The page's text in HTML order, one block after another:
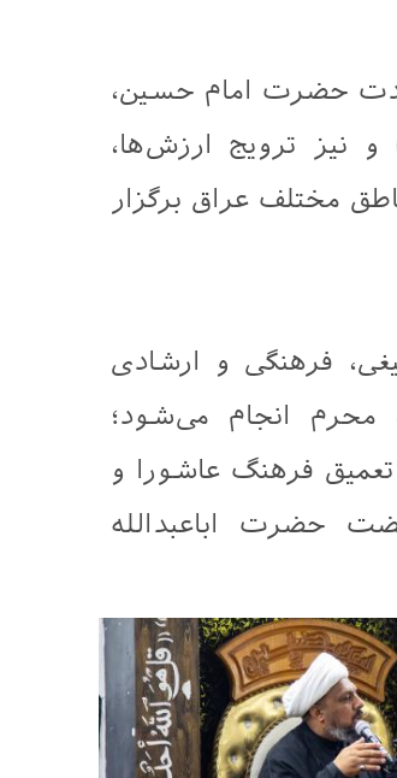
حضرت امام حسین،
نیز ترویج ارزش‌ها،
مختلف عراق برگزار
فرهنگی و ارشادی
انجام می‌شود؛
فرهنگ عاشورا و
حضرت اباعبدالله